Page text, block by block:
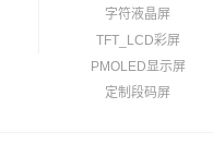
字符液晶屏
TFT_LCD彩屏
PMOLED显示屏
定制段码屏